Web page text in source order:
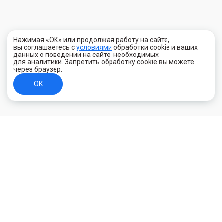
Нажимая «ОК» или продолжая работу на сайте,
вы соглашаетесь сусловиями обработки cookie и ваших
данных о поведении на сайте, необходимых
для аналитики. Запретить обработку cookie вы можете
через браузер.
ОК